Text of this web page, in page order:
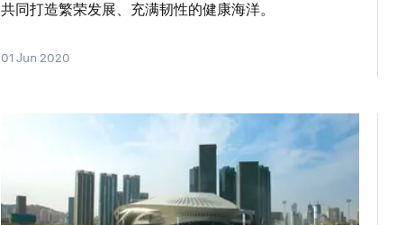
共同打造繁荣发展、充满韧性的健康海洋。
01 Jun 2020